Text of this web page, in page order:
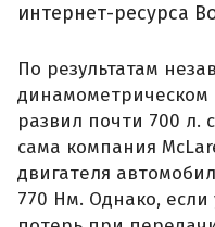
интернет-ресурса
По результатам
динамометрическом
развил почти 700 л.
сама компания
двигателя
770 Нм. Однако, если